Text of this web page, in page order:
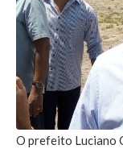
O prefeito Luciano